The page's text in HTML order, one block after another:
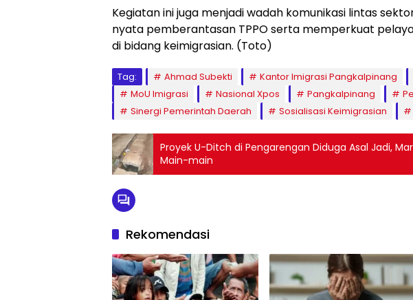
Kegiatan ini juga menjadi wadah komunikasi lintas
nyata pemberantasan TPPO serta memperkuat
di bidang keimigrasian. (Toto)
Tag: Ahmad Subekti Kantor Imigrasi Pangkalpinang
MoU Imigrasi
Nasional Xpos Pangkalpinang
Sinergi Pemerintah Daerah
Sosialisasi Keimigrasian
Proyek U-Ditch di Pengarengan Diduga Asal Jadi,
Main-main
Rekomendasi